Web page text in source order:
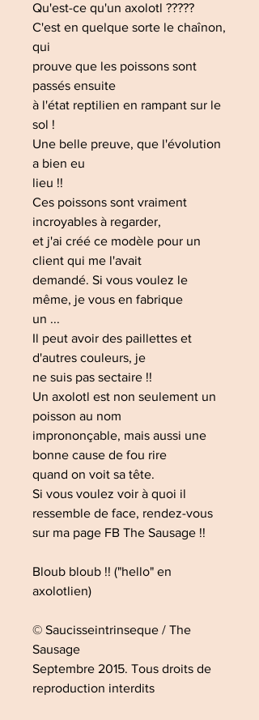
Qu'est-ce qu'un axolotl ?????
C'est en quelque sorte le chaînon,
qui
prouve que les poissons sont
passés ensuite
à l'état reptilien en rampant sur le
sol !
Une belle preuve, que l'évolution
a bien eu
lieu !!
Ces poissons sont vraiment
incroyables à regarder,
et j'ai créé ce modèle pour un
client qui me l'avait
demandé. Si vous voulez le
même, je vous en fabrique
un ...
Il peut avoir des paillettes et
d'autres couleurs, je
ne suis pas sectaire !!
Un axolotl est non seulement un
poisson au nom
imprononçable, mais aussi une
bonne cause de fou rire
quand on voit sa tête.
Si vous voulez voir à quoi il
ressemble de face, rendez-vous
sur ma page FB The Sausage !!
Bloub bloub !! ("hello" en
axolotlien)
© Saucisseintrinseque / The
Sausage
Septembre 2015. Tous droits de
reproduction interdits